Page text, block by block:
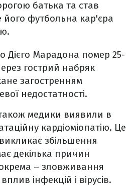
батька та став
його футбольна кар'єра
Дієго Марадона помер 25-
гострий набряк
загостренням
недостатності.
медики виявили в
кардіоміопатію. Це
збільшення
декілька причин
– зловживання
інфекцій і вірусів.